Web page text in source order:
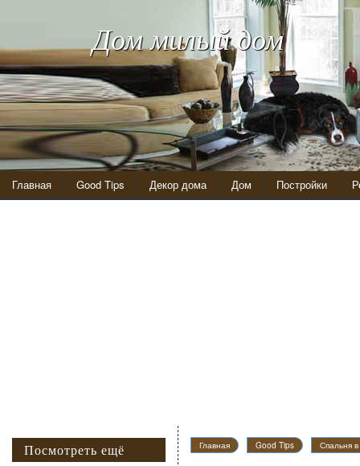
Дом милый дом
Главная Good Tips Декор дома Дом Постройки
Главная Good Tips Спальня
Посмотреть ещё